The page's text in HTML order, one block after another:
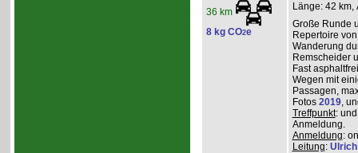
36 km
8 kg CO2e
Länge: 42 km,
Große Runde
Repertoire
Wanderung
Remscheider
Fast
Wegen mit
Passagen,
Fotos 2019,
Treffpunkt:
Anmeldung.
Anmeldung:
Leitung: